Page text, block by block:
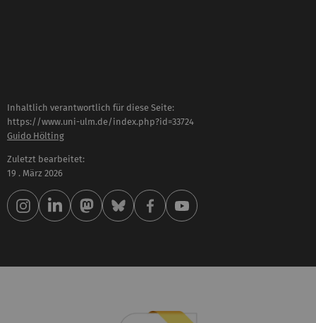
Inhaltlich verantwortlich für diese Seite:
https://www.uni-ulm.de/index.php?id=33724
Guido Hölting
Zuletzt bearbeitet:
19 . März 2026